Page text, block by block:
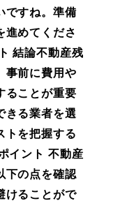
ですね。準備
進めてくださ
結論不動産残
事前に費用や
ることが重要
きる業者を選
トを把握する
イント 不動産
下の点を確認
けることがで